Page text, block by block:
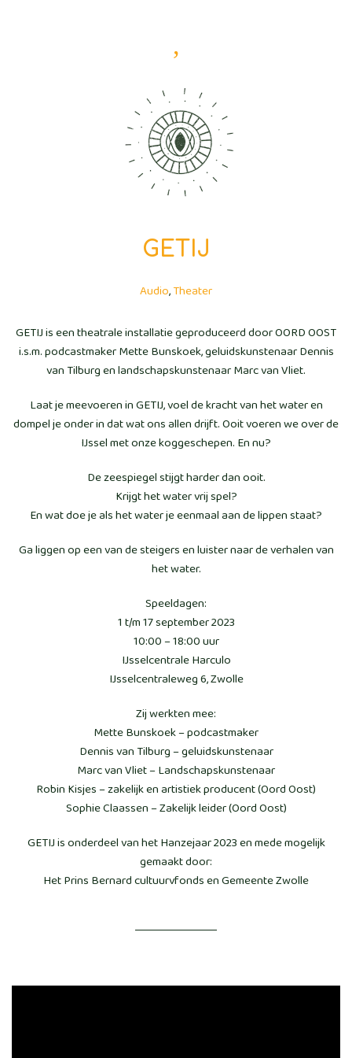
,
Werk >Audio >GETIJ
GETIJ
Audio,Theater
GETIJ is een theatrale installatie geproduceerd door OORD OOST
i.s.m. podcastmaker Mette Bunskoek, geluidskunstenaar Dennis
van Tilburg en landschapskunstenaar Marc van Vliet.
Laat je meevoeren in GETIJ, voel de kracht van het water en
dompel je onder in dat wat ons allen drijft. Ooit voeren we over de
IJssel met onze koggeschepen. En nu?
De zeespiegel stijgt harder dan ooit.
Krijgt het water vrij spel?
En wat doe je als het water je eenmaal aan de lippen staat?
Ga liggen op een van de steigers en luister naar de verhalen van
het water.
Speeldagen:
1 t/m 17 september 2023
10:00 – 18:00 uur
IJsselcentrale Harculo
IJsselcentraleweg 6, Zwolle
Zij werkten mee:
Mette Bunskoek – podcastmaker
Dennis van Tilburg – geluidskunstenaar
Marc van Vliet – Landschapskunstenaar
Robin Kisjes – zakelijk en artistiek producent (Oord Oost)
Sophie Claassen – Zakelijk leider (Oord Oost)
GETIJ is onderdeel van het Hanzejaar 2023 en mede mogelijk
gemaakt door:
Het Prins Bernard cultuurvfonds en Gemeente Zwolle